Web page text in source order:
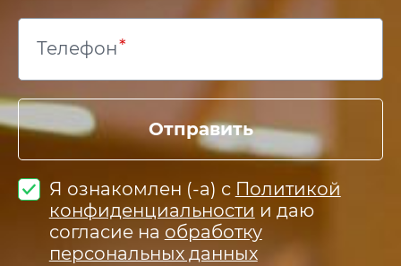
Телефон
Отправить
Я ознакомлен (-а) с Политикой
конфиденциальности и даю
согласие на обработку
персональных данных